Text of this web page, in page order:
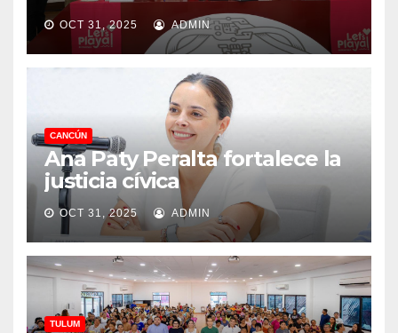
OCT 31, 2025 ADMIN
CANCÚN
Ana Paty Peralta fortalece la
justicia cívica
OCT 31, 2025 ADMIN
TULUM